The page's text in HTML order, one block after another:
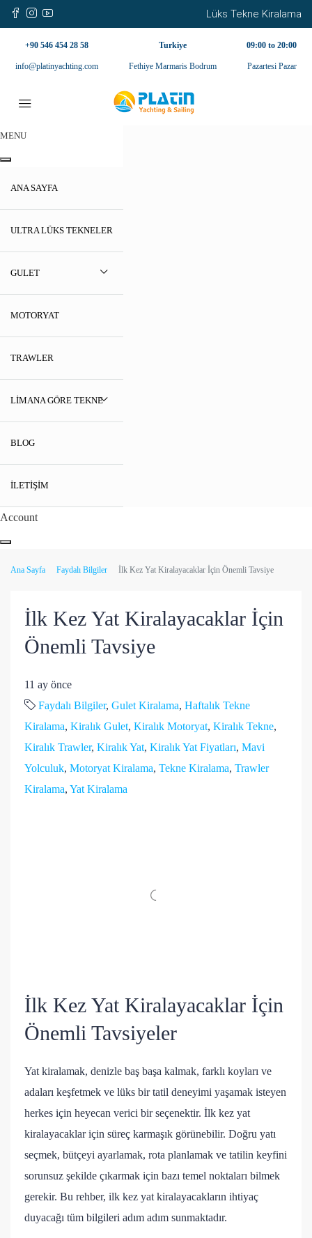
Lüks Tekne Kiralama
+90 546 454 28 58
info@platinyachting.com
Turkiye
Fethiye Marmaris Bodrum
09:00 to 20:00
Pazartesi Pazar
MENU
ANA SAYFA
ULTRA LÜKS TEKNELER
GULET
MOTORYAT
TRAWLER
LIMANA GÖRE TEKNE
BLOG
İLETIŞIM
Account
Ana Sayfa Faydalı Bilgiler İlk Kez Yat Kiralayacaklar İçin Önemli Tavsiye
İlk Kez Yat Kiralayacaklar İçin
Önemli Tavsiye
11 ay önce
Faydalı Bilgiler, Gulet Kiralama, Haftalık Tekne
Kiralama, Kiralık Gulet, Kiralık Motoryat, Kiralık Tekne,
Kiralık Trawler, Kiralık Yat, Kiralık Yat Fiyatları, Mavi
Yolculuk, Motoryat Kiralama, Tekne Kiralama, Trawler
Kiralama, Yat Kiralama
İlk Kez Yat Kiralayacaklar İçin
Önemli Tavsiyeler
Yat kiralamak, denizle baş başa kalmak, farklı koyları ve
adaları keşfetmek ve lüks bir tatil deneyimi yaşamak isteyen
herkes için heyecan verici bir seçenektir. İlk kez yat
kiralayacaklar için süreç karmaşık görünebilir. Doğru yatı
seçmek, bütçeyi ayarlamak, rota planlamak ve tatilin keyfini
sorunsuz şekilde çıkarmak için bazı temel noktaları bilmek
gerekir. Bu rehber, ilk kez yat kiralayacakların ihtiyaç
duyacağı tüm bilgileri adım adım sunmaktadır.